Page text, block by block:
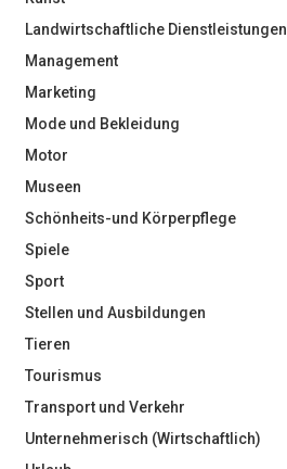
Landwirtschaftliche Dienstleistungen
Management
Marketing
Mode und Bekleidung
Motor
Museen
Schönheits-und Körperpflege
Spiele
Sport
Stellen und Ausbildungen
Tieren
Tourismus
Transport und Verkehr
Unternehmerisch (Wirtschaftlich)